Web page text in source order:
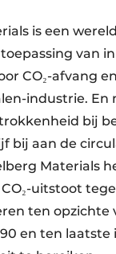
is een
van
CO₂-afvang
industrie. En
bij
bij aan de
Materials
uitstoot
ten opzichte
en ten laatste